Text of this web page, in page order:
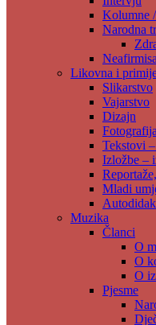
Kolumne
Narodna
Likovna i
Slikarstvo
Vajarstvo
Dizajn
Fotografija
Tekstovi
Izložbe –
Mladi
Muzika
Članci
O
O
O
Pjesme